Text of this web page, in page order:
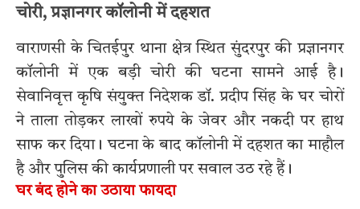
चोरी, प्रज्ञानगर कॉलोनी में दहशत
वाराणसी के चितईपुर थाना क्षेत्र स्थित सुंदरपुर की प्रज्ञानगर
कॉलोनी में एक बड़ी चोरी की घटना सामने आई है।
सेवानिवृत्त कृषि संयुक्त निदेशक डॉ. प्रदीप सिंह के घर चोरों
ने ताला तोड़कर लाखों रुपये के जेवर और नकदी पर हाथ
साफ कर दिया। घटना के बाद कॉलोनी में दहशत का माहौल
है और पुलिस की कार्यप्रणाली पर सवाल उठ रहे हैं।
घर बंद होने का उठाया फायदा